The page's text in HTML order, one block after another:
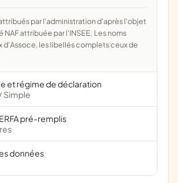
attribuée par l'INSEE. Les noms
d'Assoce, les libellés complets ceux de
et régime de déclaration
Simple
pré-remplis
données